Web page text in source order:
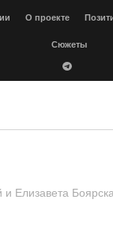
О проекте
Сюжеты
Елизавета